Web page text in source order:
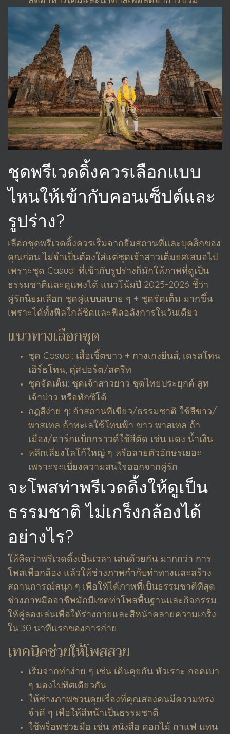
ชุดพรีเวดดิ้งควรเลือกแบบ
ไหนให้เข้ากับคอนเซ็ปต์และ
รูปร่าง?
เลือกชุดพรีเวดดิ้งควรเริ่มจากธีมสถานที่และบุคลิกของ
คุณก่อน ไม่จำเป็นต้องใส่แต่ชุดเจ้าสาวเต็มยศเสมอไป
เพราะชุด Casual ที่เข้ากับรูปร่างก็มักให้ภาพที่ดูเป็น
ธรรมชาติและดูแพงได้ แนวโน้มปี 2025-2026 ชี้ว่า
คู่รักนิยมเลือก ชุดคู่แบบสบาย ๆ + ชุดจัดเต็ม มากขึ้น
เพราะได้ทั้งฟีลใกล้ชิดและฟีลอลังการในวันเดียว
แนวทางเลือกชุด
ชุด Casual: เสื้อเชิ้ตขาว + กางเกงยีนส์, เดรสโทน
เอิร์ธโทน, คู่สปอร์ต/สตรีท
ชุดจัดเต็ม: ชุดเจ้าสาวยาว ชุดไทยประยุกต์ สูท
เจ้าบ่าว หรือทักซิโด้
กฎสีง่าย ๆ: ถ้าสถานที่เขียว/ธรรมชาติ ใช้สีขาว/
พาสเทล ถ้าทะเลใช้โทนฟ้า ขาว พาสเทล ถ้า
เมือง/ดาร์กแบ็กกราวด์ใช้สีตัด เช่น แดง น้ำเงิน
หลีกเลี่ยงโลโก้ใหญ่ ๆ หรือลายตัวอักษรเยอะ
เพราะจะเบี่ยงความสนใจออกจากคู่รัก
จะโพสท่าพรีเวดดิ้งให้ดูเป็น
ธรรมชาติ ไม่เกร็งกล้องได้
อย่างไร?
ให้คิดว่าพรีเวดดิ้งเป็นเวลา เล่นด้วยกัน มากกว่า การ
โพสเพื่อกล้อง แล้วให้ช่างภาพกำกับท่าทางและสร้าง
สถานการณ์สนุก ๆ เพื่อให้ได้ภาพที่เป็นธรรมชาติที่สุด
ช่างภาพมืออาชีพมักมีเซตท่าโพสพื้นฐานและกิจกรรม
ให้คู่ลองเล่นเพื่อให้ร่างกายและสีหน้าคลายความเกร็ง
ใน 30 นาทีแรกของการถ่าย
เทคนิคช่วยให้โพสสวย
เริ่มจากท่าง่าย ๆ เช่น เดินคุยกัน หัวเราะ กอดเบา
ๆ มองไปทิศเดียวกัน
ให้ช่างภาพชวนคุยเรื่องที่คุณสองคนมีความทรง
จำดี ๆ เพื่อให้สีหน้าเป็นธรรมชาติ
ใช้พร็อพช่วยมือ เช่น หนังสือ ดอกไม้ กาแฟ แทน